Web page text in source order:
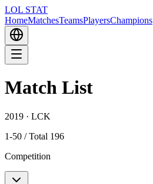
LOL STAT
HomeMatchesTeamsPlayersChampions
Match List
2019 · LCK
1-50 / Total 196
Competition